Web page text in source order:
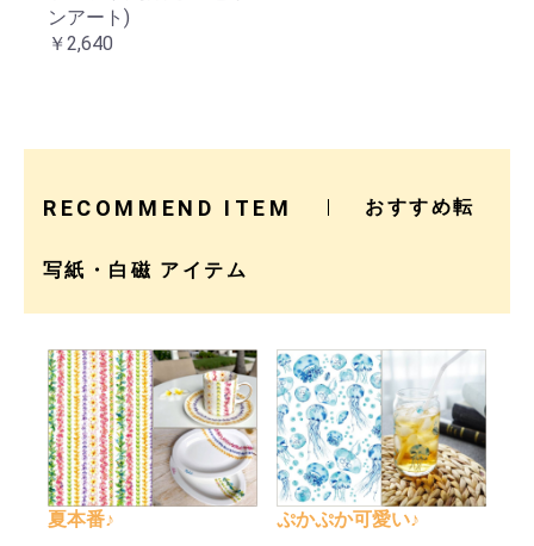
ンアート)
￥2,640
RECOMMEND ITEM おすすめ転
写紙・白磁 アイテム
夏本番♪ ぷかぷか可愛い♪